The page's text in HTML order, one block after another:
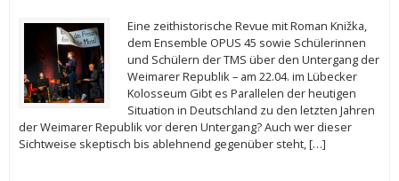
Eine zeithistorische Revue mit Roman Knižka,
dem Ensemble OPUS 45 sowie Schülerinnen
und Schülern der TMS über den Untergang der
Weimarer Republik – am 22.04. im Lübecker
Kolosseum Gibt es Parallelen der heutigen
Situation in Deutschland zu den letzten Jahren
der Weimarer Republik vor deren Untergang? Auch wer dieser
Sichtweise skeptisch bis ablehnend gegenüber steht, […]